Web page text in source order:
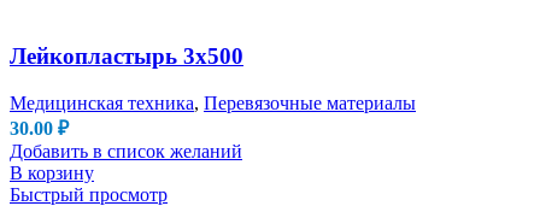
Лейкопластырь 3х500
Медицинская техника, Перевязочные материалы
30.00 ₽
Добавить в список желаний
В корзину
Быстрый просмотр